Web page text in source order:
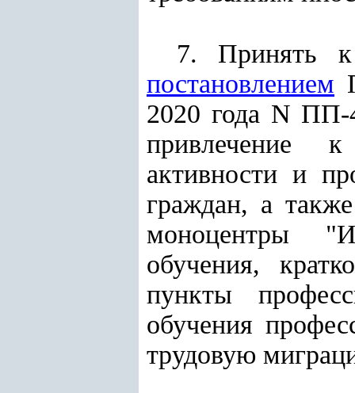
7. Принять к
постановлением
2020 года N ПП-
привлечение к
активности и
граждан, а
моноцентры
обучения,
пункты
обучения
трудовую